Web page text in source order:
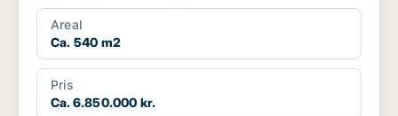
Areal
Ca. 540 m2
Pris
Ca. 6.850.000 kr.